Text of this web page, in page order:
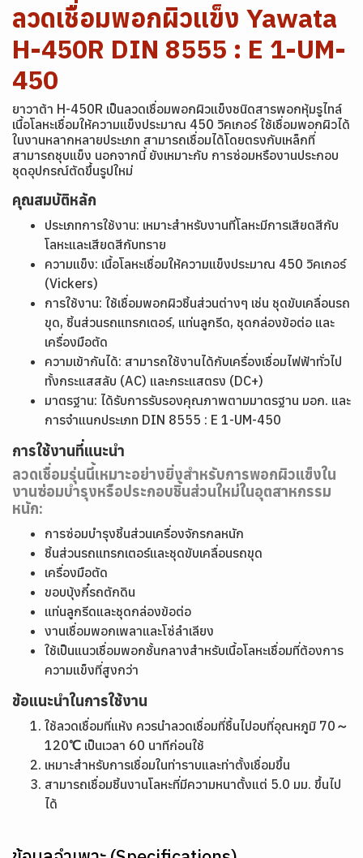
ลวดเชื่อมพอกผิวแข็ง Yawata
H-450R DIN 8555 : E 1-UM-
450
ยาวาต้า H-450R เป็นลวดเชื่อมพอกผิวแข็งชนิดสารพอกหุ้มรูไทล์
เนื้อโลหะเชื่อมให้ความแข็งประมาณ 450 วิคเกอร์ ใช้เชื่อมพอกผิวได้
ในงานหลากหลายประเภท สามารถเชื่อมได้โดยตรงกับเหล็กที่
สามารถชุบแข็ง นอกจากนี้ ยังเหมาะกับ การซ่อมหรืองานประกอบ
ชุดอุปกรณ์ตัดขึ้นรูปใหม่
คุณสมบัติหลัก
ประเภทการใช้งาน: เหมาะสำหรับงานที่โลหะมีการเสียดสีกับ
โลหะและเสียดสีกับทราย
ความแข็ง: เนื้อโลหะเชื่อมให้ความแข็งประมาณ 450 วิคเกอร์
(Vickers)
การใช้งาน: ใช้เชื่อมพอกผิวชิ้นส่วนต่างๆ เช่น ชุดขับเคลื่อนรถ
ขุด, ชิ้นส่วนรถแทรกเตอร์, แท่นลูกรีด, ชุดกล่องข้อต่อ และ
เครื่องมือตัด
ความเข้ากันได้: สามารถใช้งานได้กับเครื่องเชื่อมไฟฟ้าทั่วไป
ทั้งกระแสสลับ (AC) และกระแสตรง (DC+)
มาตรฐาน: ได้รับการรับรองคุณภาพตามมาตรฐาน มอก. และ
การจำแนกประเภท DIN 8555 : E 1-UM-450
การใช้งานที่แนะนำ
ลวดเชื่อมรุ่นนี้เหมาะอย่างยิ่งสำหรับการพอกผิวแข็งใน
งานซ่อมบำรุงหรือประกอบชิ้นส่วนใหม่ในอุตสาหกรรม
หนัก:
การซ่อมบำรุงชิ้นส่วนเครื่องจักรกลหนัก
ชิ้นส่วนรถแทรกเตอร์และชุดขับเคลื่อนรถขุด
เครื่องมือตัด
ขอบบุ้งกี๋รถตักดิน
แท่นลูกรีดและชุดกล่องข้อต่อ
งานเชื่อมพอกเพลาและโซ่ลำเลียง
ใช้เป็นแนวเชื่อมพอกชั้นกลางสำหรับเนื้อโลหะเชื่อมที่ต้องการ
ความแข็งที่สูงกว่า
ข้อแนะนำในการใช้งาน
ใช้ลวดเชื่อมที่แห้ง ควรนำลวดเชื่อมที่ชื้นไปอบที่อุณหภูมิ 70～
120℃ เป็นเวลา 60 นาทีก่อนใช้
เหมาะสำหรับการเชื่อมในท่าราบและท่าตั้งเชื่อมขึ้น
สามารถเชื่อมชิ้นงานโลหะที่มีความหนาตั้งแต่ 5.0 มม. ขึ้นไป
ได้